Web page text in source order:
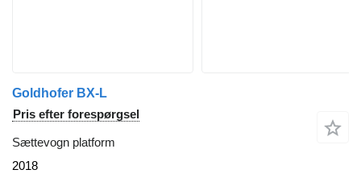
Goldhofer BX-L
Pris efter forespørgsel
Sættevogn platform
2018